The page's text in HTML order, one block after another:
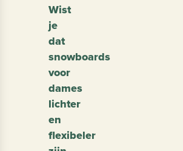
Wist
je
dat
snowboards
voor
dames
lichter
en
flexibeler